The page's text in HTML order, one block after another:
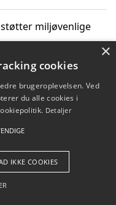
miljøvenlige
og naturen
Aps
Betingelser
×
cookies
brugeroplevelsen. Ved
du alle cookies i
Detaljer
IKKE COOKIES